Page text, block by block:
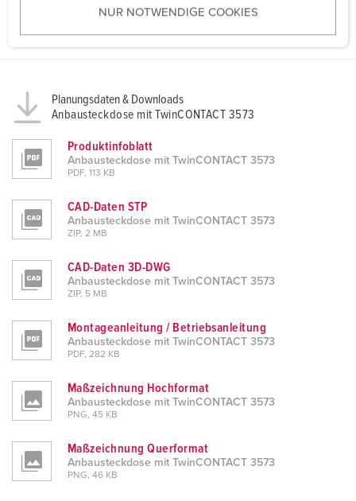
w
NUR NOTWENDIGE COOKIES
Planungsdaten & Downloads
Anbausteckdose mit TwinCONTACT 3573
Produktinfoblatt
Anbausteckdose mit TwinCONTACT 3573
PDF, 113 KB
CAD-Daten STP
Anbausteckdose mit TwinCONTACT 3573
ZIP, 2 MB
CAD-Daten 3D-DWG
Anbausteckdose mit TwinCONTACT 3573
ZIP, 5 MB
Montageanleitung / Betriebsanleitung
Anbausteckdose mit TwinCONTACT 3573
PDF, 282 KB
Maßzeichnung Hochformat
Anbausteckdose mit TwinCONTACT 3573
PNG, 45 KB
Maßzeichnung Querformat
Anbausteckdose mit TwinCONTACT 3573
PNG, 46 KB